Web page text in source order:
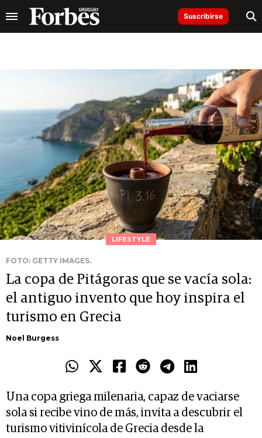
Suscribirse
LIFESTYLE
FOTO: GETTY IMAGES.
La copa de Pitágoras que se vacía sola:
el antiguo invento que hoy inspira el
turismo en Grecia
Noel Burgess
Una copa griega milenaria, capaz de vaciarse
sola si recibe vino de más, invita a descubrir el
turismo vitivinícola de Grecia desde la